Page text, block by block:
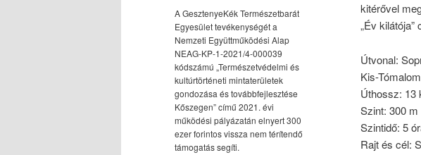
kitérővel
„Év kilátója”
Útvonal:
Kis-
Úthossz: 13
Szint: 300 m
Szintidő: 5
Rajt és cél:
A GesztenyeKék Természetbarát
Egyesület tevékenységét a
Nemzeti Együttműködési Alap
NEAG-KP-1-2021/4-000039
kódszámú „Természetvédelmi és
kultúrtörténeti mintaterületek
gondozása és továbbfejlesztése
Kőszegen” című 2021. évi
működési pályázatán elnyert 300
ezer forintos vissza nem térítendő
támogatás segíti.